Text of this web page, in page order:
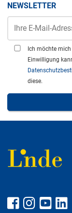
NEWSLETTER
Ich möchte
Einwilligung
diese.